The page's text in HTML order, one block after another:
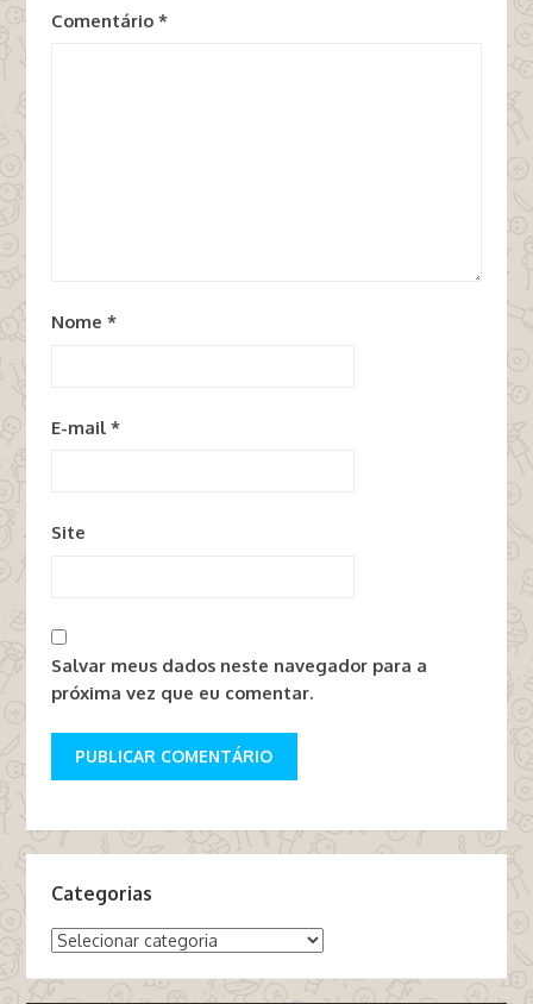
Comentário *
Nome *
E-mail *
Site
Salvar meus dados neste navegador para a
próxima vez que eu comentar.
Categorias
Categorias